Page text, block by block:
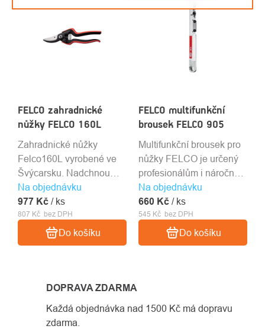
FELCO zahradnické
nůžky FELCO 160L
Na objednávku
807 Kč bez DPH
977 Kč / ks
Do košíku
Zahradnické nůžky
Felco160L vyrobené ve
Švýcarsku. Nadchnou
komfortem, ergonomií,
nízkou hmotností a
kvalitou střihu.
FELCO multifunkční
brousek FELCO 905
Na objednávku
545 Kč bez DPH
660 Kč / ks
Do košíku
Multifunkční brousek pro
nůžky FELCO je určený
profesionálům i náročným
amatérským uživatelům.
DOPRAVA ZDARMA
Každá objednávka nad 1500 Kč má dopravu
zdarma.